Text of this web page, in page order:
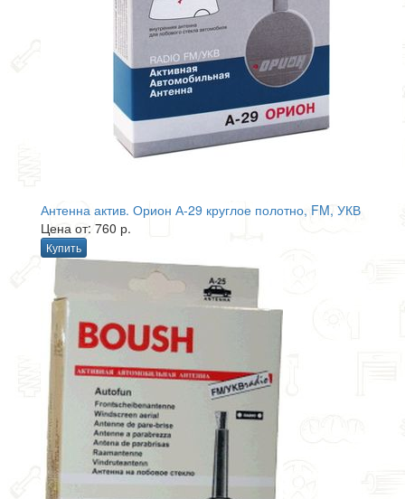
Антенна актив. Орион А-29 круглое полотно, FM, УКВ
Цена от: 760 р.
Купить